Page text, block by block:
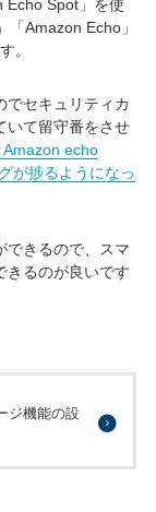
Echo Spot」を使
Amazon Echo」
。
でセキュリティカ
いて留守番をさせ
Amazon echo
が捗るようになっ
できるので、スマ
きるのが良いです
ジ機能の設